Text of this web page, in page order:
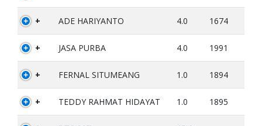
+ ADE HARIYANTO 4.0 1674
+ JASA PURBA 4.0 1991
+ FERNAL SITUMEANG 1.0 1894
+ TEDDY RAHMAT HIDAYAT 1.0 1895